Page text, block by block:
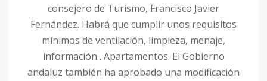
consejero de Turismo, Francisco Javier
Fernández. Habrá que cumplir unos requisitos
mínimos de ventilación, limpieza, menaje,
información…Apartamentos. El Gobierno
andaluz también ha aprobado una modificación